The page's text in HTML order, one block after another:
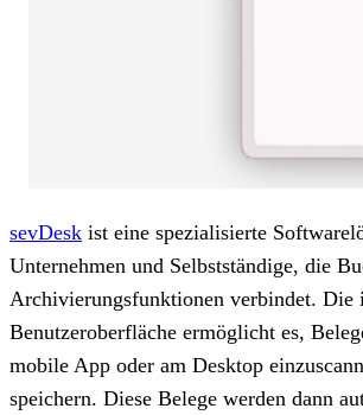
sevDesk ist eine spezialisierte
Unternehmen und Selbstständige, die
Archivierungsfunktionen verbindet. Die
Benutzeroberfläche ermöglicht es,
mobile App oder am Desktop
speichern. Diese Belege werden dann